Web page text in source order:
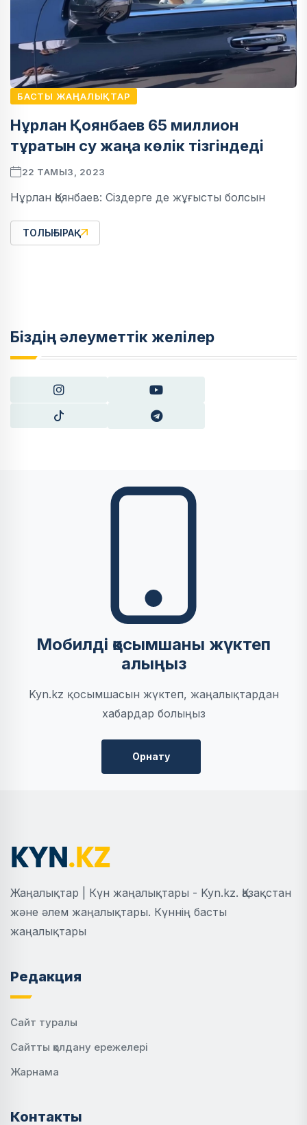
БАСТЫ ЖАҢАЛЫҚТАР
Нұрлан Қоянбаев 65 миллион
тұратын су жаңа көлік тізгіндеді
22 ТАМЫЗ, 2023
Нұрлан Қоянбаев: Сіздерге де жұғысты болсын
ТОЛЫҒЫРАҚ
Біздің әлеуметтік желілер
Мобилді қосымшаны жүктеп
алыңыз
Kyn.kz қосымшасын жүктеп, жаңалықтардан
хабардар болыңыз
Орнату
Жаңалықтар | Күн жаңалықтары - Kyn.kz. Қазақстан
және әлем жаңалықтары. Күннің басты
жаңалықтары
Редакция
Сайт туралы
Сайтты қолдану ережелері
Жарнама
Контакты